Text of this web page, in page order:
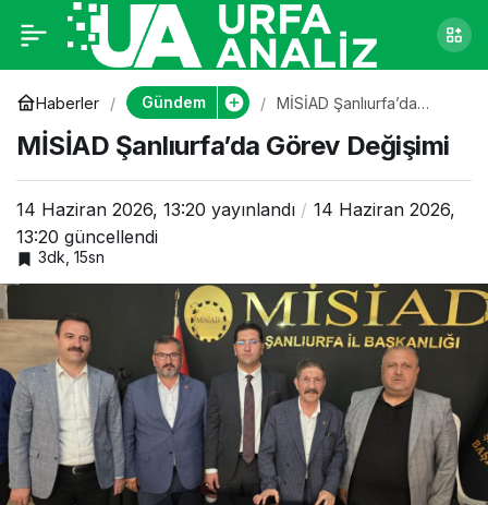
Haberler Gündem
MİSİAD Şanlıurfa’da
MİSİAD Şanlıurfa’da Görev Değişimi
14 Haziran 2026, 13:20 yayınlandı
14 Haziran 2026,
13:20 güncellendi
3dk, 15sn
MİSİAD Şanlıurfa’da
Görev Değişimi
0